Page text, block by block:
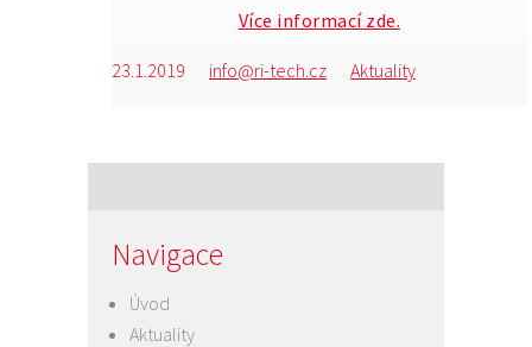
Více informací zde.
Publikováno:
23.1.2019 Autor:
info@ri-tech.cz Rubriky:
Aktuality
Navigace
Úvod
Aktuality